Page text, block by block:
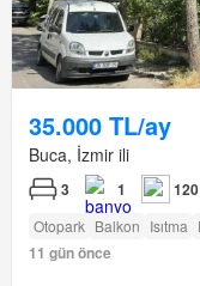
35.000 TL/ay
Buca, İzmir ili
3 1
Otopark Balkon Isıtma
11 gün önce